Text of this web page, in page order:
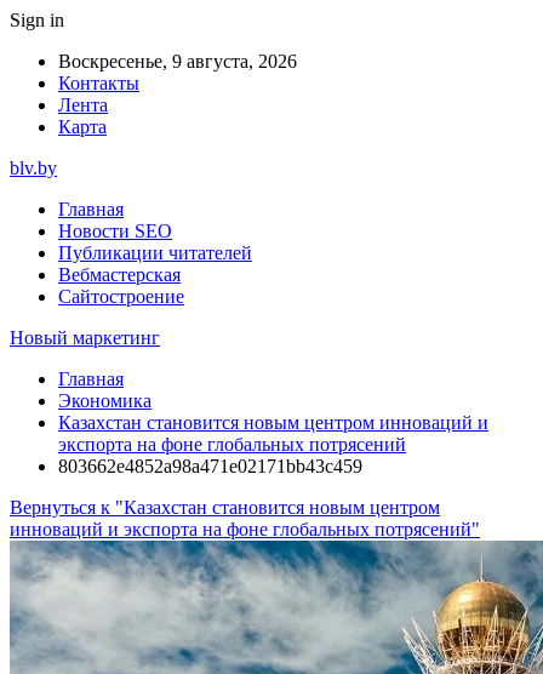
Sign in
Воскресенье, 9 августа, 2026
Контакты
Лента
Карта
blv.by
Главная
Новости SEO
Публикации читателей
Вебмастерская
Сайтостроение
Новый маркетинг
Главная
Экономика
Казахстан становится новым центром инноваций и
экспорта на фоне глобальных потрясений
803662e4852a98a471e02171bb43c459
Вернуться к "Казахстан становится новым центром
инноваций и экспорта на фоне глобальных потрясений"